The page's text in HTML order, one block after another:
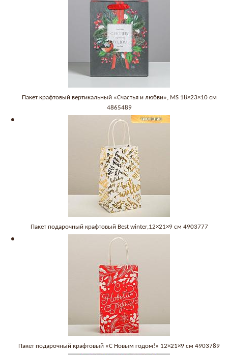
Пакет крафтовый вертикальный «Счастья и любви», MS 18×23×10 см
4865489
Пакет подарочный крафтовый Best winter,12×21×9 см 4903777
Пакет подарочный крафтовый «С Новым годом!» 12×21×9 см 4903789